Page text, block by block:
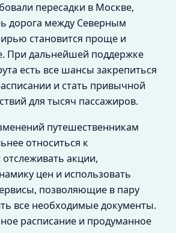
пересадки в Москве,
дорога между Северным
становится проще и
При дальнейшей поддержке
есть все шансы закрепиться
и стать привычной
для тысяч пассажиров.
путешественникам
относиться к
акции,
цен и использовать
позволяющие в пару
все необходимые документы.
расписание и продуманное